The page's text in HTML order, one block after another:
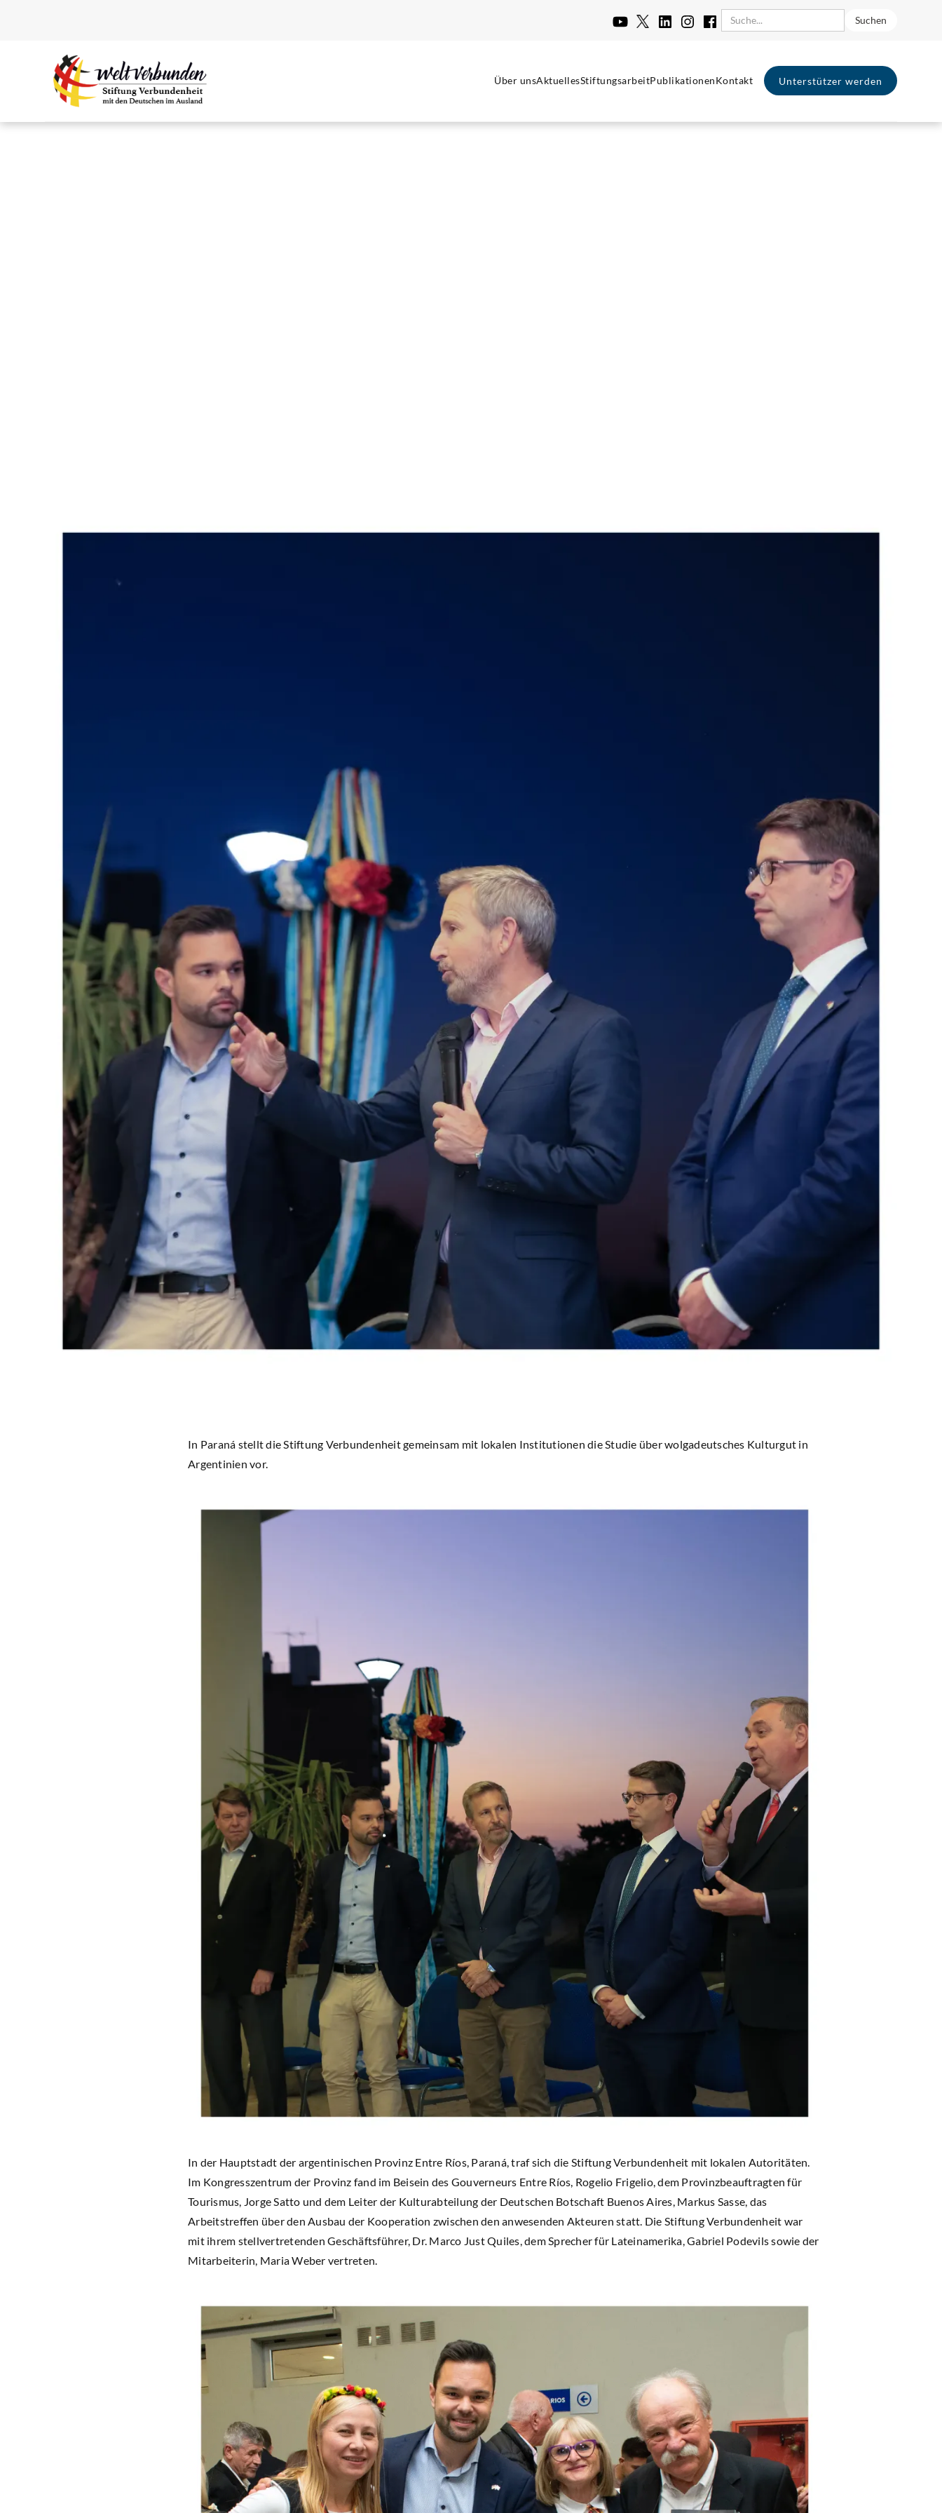
Über unsAktuellesStiftungsarbeitPublikationenKontakt Unterstützer werden
In Paraná stellt die Stiftung Verbundenheit gemeinsam mit lokalen Institutionen die Studie über wolgadeutsches Kulturgut in
Argentinien vor.
In der Hauptstadt der argentinischen Provinz Entre Ríos, Paraná, traf sich die Stiftung Verbundenheit mit lokalen Autoritäten.
Im Kongresszentrum der Provinz fand im Beisein des Gouverneurs Entre Ríos, Rogelio Frigelio, dem Provinzbeauftragten für
Tourismus, Jorge Satto und dem Leiter der Kulturabteilung der Deutschen Botschaft Buenos Aires, Markus Sasse, das
Arbeitstreffen über den Ausbau der Kooperation zwischen den anwesenden Akteuren statt. Die Stiftung Verbundenheit war
mit ihrem stellvertretenden Geschäftsführer, Dr. Marco Just Quiles, dem Sprecher für Lateinamerika, Gabriel Podevils sowie der
Mitarbeiterin, Maria Weber vertreten.